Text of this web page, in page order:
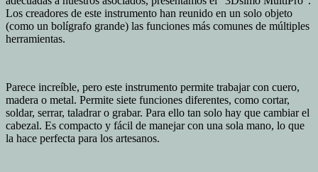
Los creadores de este instrumento han reunido en un solo objeto
(como un bolígrafo grande) las funciones más comunes de múltiples
herramientas.
Parece increíble, pero este instrumento permite trabajar con cuero,
madera o metal. Permite siete funciones diferentes, como cortar,
soldar, serrar, taladrar o grabar. Para ello tan solo hay que cambiar el
cabezal. Es compacto y fácil de manejar con una sola mano, lo que
la hace perfecta para los artesanos.